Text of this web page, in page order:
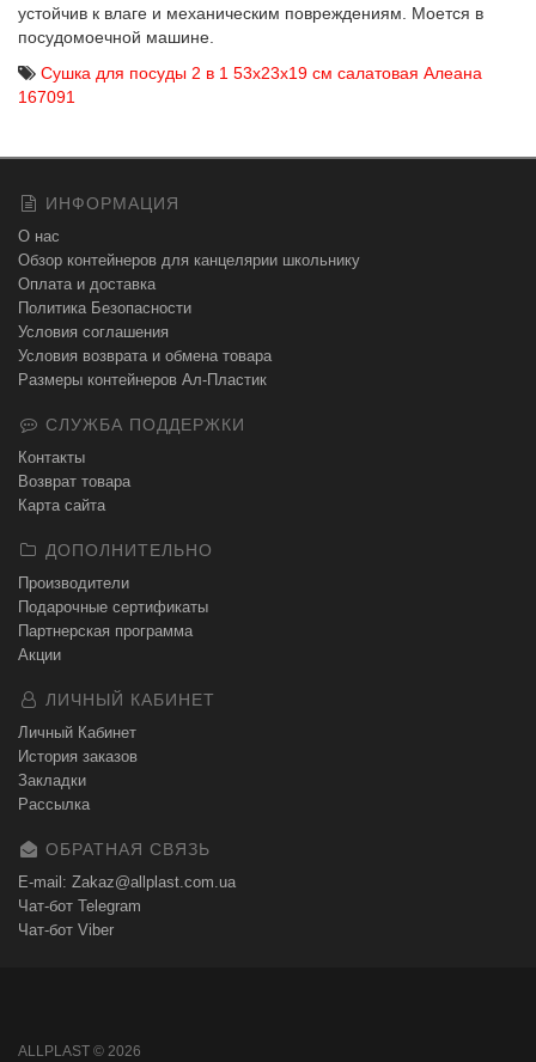
устойчив к влаге и механическим повреждениям. Моется в
посудомоечной машине.
Сушка для посуды 2 в 1 53х23х19 см салатовая Алеана
167091
ИНФОРМАЦИЯ
О нас
Обзор контейнеров для канцелярии школьнику
Оплата и доставка
Политика Безопасности
Условия соглашения
Условия возврата и обмена товара
Размеры контейнеров Ал-Пластик
СЛУЖБА ПОДДЕРЖКИ
Контакты
Возврат товара
Карта сайта
ДОПОЛНИТЕЛЬНО
Производители
Подарочные сертификаты
Партнерская программа
Акции
ЛИЧНЫЙ КАБИНЕТ
Личный Кабинет
История заказов
Закладки
Рассылка
ОБРАТНАЯ СВЯЗЬ
E-mail: Zakaz@allplast.com.ua
Чат-бот Telegram
Чат-бот Viber
ALLPLAST © 2026